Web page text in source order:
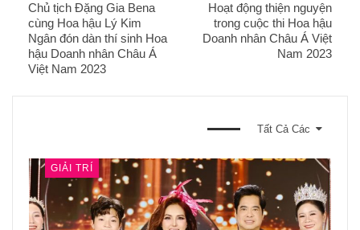
Chủ tịch Đặng Gia Bena
cùng Hoa hậu Lý Kim
Ngân đón dàn thí sinh Hoa
hậu Doanh nhân Châu Á
Việt Nam 2023
Hoạt động thiện nguyện
trong cuộc thi Hoa hậu
Doanh nhân Châu Á Việt
Nam 2023
Tất Cả Các
GIẢI TRÍ